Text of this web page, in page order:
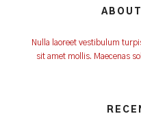
Nulla laoreet vestibulum
sit amet mollis. Maecenas